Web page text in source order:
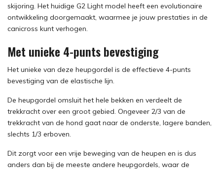
skijoring. Het huidige G2 Light model heeft een evolutionaire
ontwikkeling doorgemaakt, waarmee je jouw prestaties in de
canicross kunt verhogen.
Met unieke 4-punts bevestiging
Het unieke van deze heupgordel is de effectieve 4-punts
bevestiging van de elastische lijn.
De heupgordel omsluit het hele bekken en verdeelt de
trekkracht over een groot gebied. Ongeveer 2/3 van de
trekkracht van de hond gaat naar de onderste, lagere banden,
slechts 1/3 erboven.
Dit zorgt voor een vrije beweging van de heupen en is dus
anders dan bij de meeste andere heupgordels, waar de